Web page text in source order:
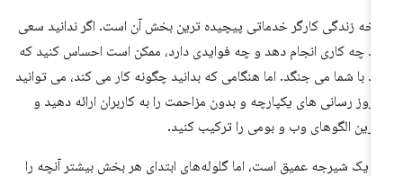
زندگی کارگر خدماتی پیچیده ترین بخش آن است. اگر ندانید سعی
چه کاری انجام دهد و چه فوایدی دارد، ممکن است احساس کنید که
با شما می جنگد. اما هنگامی که بدانید چگونه کار می کند، می توانید
روز رسانی های یکپارچه و بدون مزاحمت را به کاربران ارائه دهید و
الگوهای وب و بومی را ترکیب کنید.
یک شیرجه عمیق است، اما گلوله‌های ابتدای هر بخش بیشتر آنچه را